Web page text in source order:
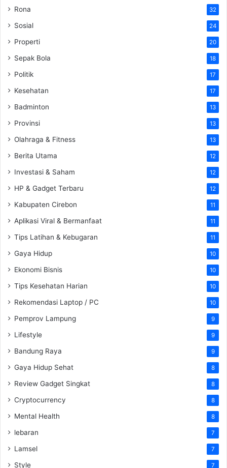
Rona 32
Sosial 24
Properti 20
Sepak Bola 18
Politik 17
Kesehatan 17
Badminton 13
Provinsi 13
Olahraga & Fitness 13
Berita Utama 12
Investasi & Saham 12
HP & Gadget Terbaru 12
Kabupaten Cirebon 11
Aplikasi Viral & Bermanfaat 11
Tips Latihan & Kebugaran 11
Gaya Hidup 10
Ekonomi Bisnis 10
Tips Kesehatan Harian 10
Rekomendasi Laptop / PC 10
Pemprov Lampung 9
Lifestyle 9
Bandung Raya 9
Gaya Hidup Sehat 8
Review Gadget Singkat 8
Cryptocurrency 8
Mental Health 8
lebaran 7
Lamsel 7
Style 7